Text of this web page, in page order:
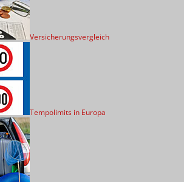
Versicherungsvergleich
Tempolimits in Europa